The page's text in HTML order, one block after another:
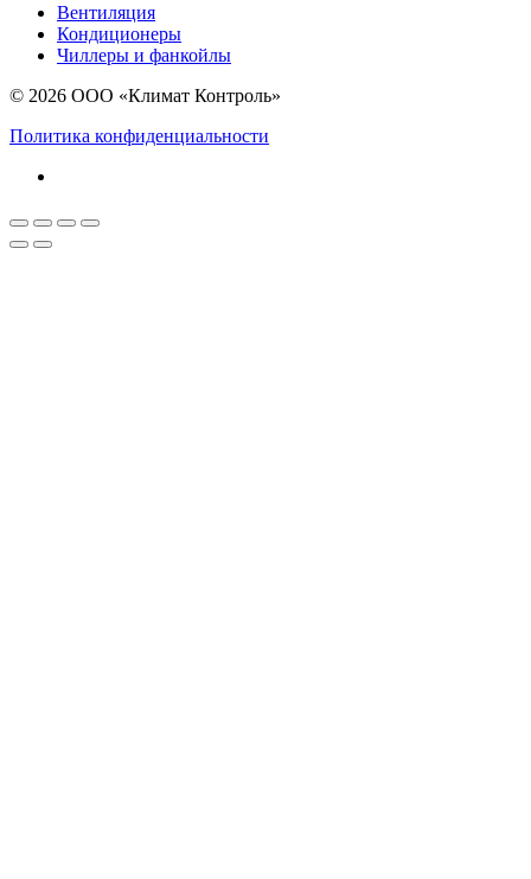
Вентиляция
Кондиционеры
Чиллеры и фанкойлы
© 2026 ООО «Климат Контроль»
Политика конфиденциальности